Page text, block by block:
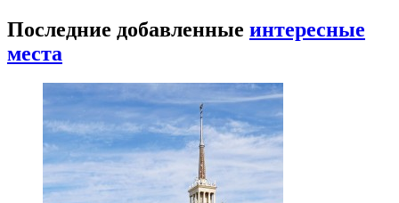
Последние добавленные интересные
места